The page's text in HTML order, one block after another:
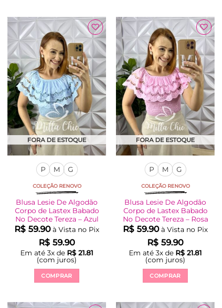
tem
várias
variantes.
As
opções
podem
ser
escolhidas
na
página
do
produto
tem
várias
variantes.
As
opções
podem
ser
escolhidas
na
página
do
produto
Adicionar
à Lista
FORA DE ESTOQUE
P M G
COLEÇÃO RENOVO
Blusa Lesie De Algodão
Corpo de Lastex Babado
No Decote Tereza – Azul
R$ 59.90 à Vista no Pix
R$ 59.90
Em até 3x de R$ 21.81
(com juros)
COMPRAR
Adicionar
à Lista
FORA DE ESTOQUE
P M G
COLEÇÃO RENOVO
Blusa Lesie De Algodão
Corpo de Lastex Babado
No Decote Tereza – Rosa
R$ 59.90 à Vista no Pix
R$ 59.90
Em até 3x de R$ 21.81
(com juros)
COMPRAR